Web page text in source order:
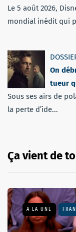
Le 5 août 2026,
mondial inédit qui
On
tueur
Sous ses airs de
la perte d’ide...
Ça vient de
A LA UNE